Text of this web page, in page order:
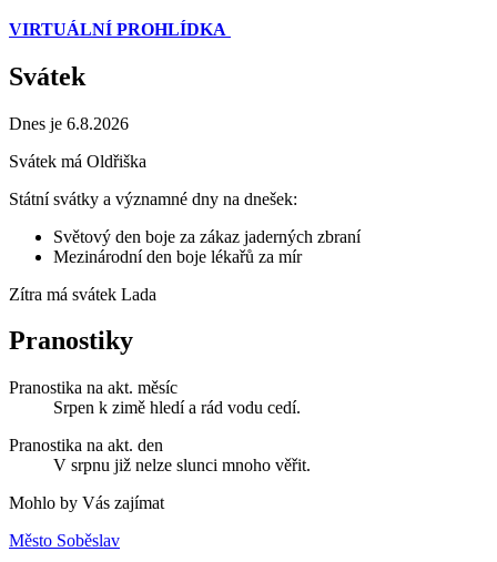
VIRTUÁLNÍ PROHLÍDKA
Svátek
Dnes je 6.8.2026
Svátek má Oldřiška
Státní svátky a významné dny na dnešek:
Světový den boje za zákaz jaderných zbraní
Mezinárodní den boje lékařů za mír
Zítra má svátek Lada
Pranostiky
Pranostika na akt. měsíc
Srpen k zimě hledí a rád vodu cedí.
Pranostika na akt. den
V srpnu již nelze slunci mnoho věřit.
Mohlo by Vás zajímat
Město Soběslav